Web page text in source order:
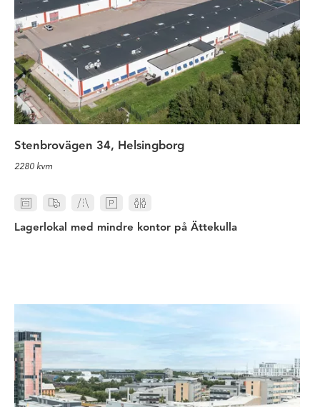
Stenbrovägen 34, Helsingborg
2280 kvm
Lagerlokal med mindre kontor på Ättekulla